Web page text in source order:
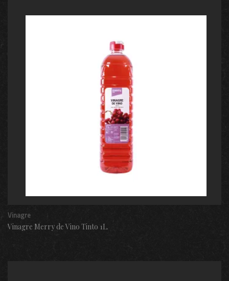
Vinagre
Vinagre Merry de Vino Tinto 1L.